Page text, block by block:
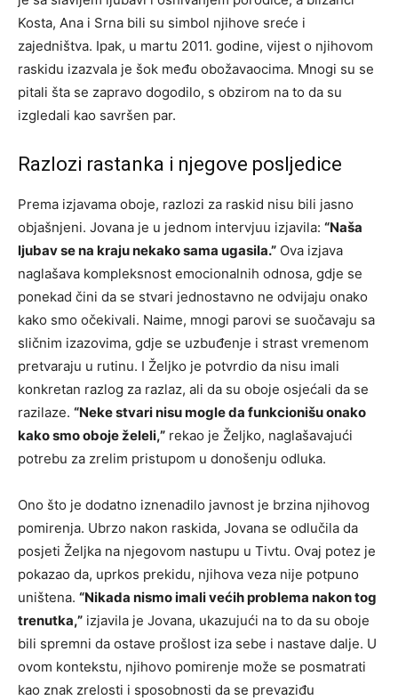
Kosta, Ana i Srna bili su simbol njihove sreće i
zajedništva. Ipak, u martu 2011. godine, vijest o njihovom
raskidu izazvala je šok među obožavaocima. Mnogi su se
pitali šta se zapravo dogodilo, s obzirom na to da su
izgledali kao savršen par.
Razlozi rastanka i njegove posljedice
Prema izjavama oboje, razlozi za raskid nisu bili jasno
objašnjeni. Jovana je u jednom intervjuu izjavila: “Naša
ljubav se na kraju nekako sama ugasila.” Ova izjava
naglašava kompleksnost emocionalnih odnosa, gdje se
ponekad čini da se stvari jednostavno ne odvijaju onako
kako smo očekivali. Naime, mnogi parovi se suočavaju sa
sličnim izazovima, gdje se uzbuđenje i strast vremenom
pretvaraju u rutinu. I Željko je potvrdio da nisu imali
konkretan razlog za razlaz, ali da su oboje osjećali da se
razilaze. “Neke stvari nisu mogle da funkcionišu onako
kako smo oboje želeli,” rekao je Željko, naglašavajući
potrebu za zrelim pristupom u donošenju odluka.
Ono što je dodatno iznenadilo javnost je brzina njihovog
pomirenja. Ubrzo nakon raskida, Jovana se odlučila da
posjeti Željka na njegovom nastupu u Tivtu. Ovaj potez je
pokazao da, uprkos prekidu, njihova veza nije potpuno
uništena. “Nikada nismo imali većih problema nakon tog
trenutka,” izjavila je Jovana, ukazujući na to da su oboje
bili spremni da ostave prošlost iza sebe i nastave dalje. U
ovom kontekstu, njihovo pomirenje može se posmatrati
kao znak zrelosti i sposobnosti da se prevaziđu